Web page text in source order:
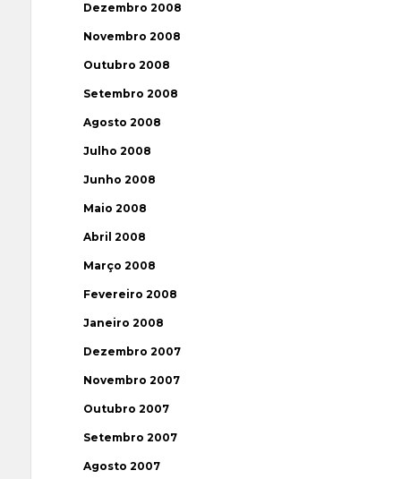
Dezembro 2008
Novembro 2008
Outubro 2008
Setembro 2008
Agosto 2008
Julho 2008
Junho 2008
Maio 2008
Abril 2008
Março 2008
Fevereiro 2008
Janeiro 2008
Dezembro 2007
Novembro 2007
Outubro 2007
Setembro 2007
Agosto 2007